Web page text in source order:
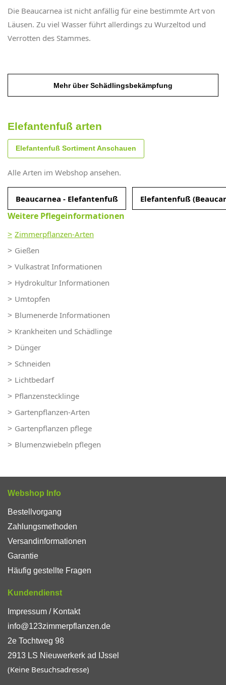
Die Beaucarnea ist nicht anfällig für eine bestimmte Art von
Läusen. Zu viel Wasser führt allerdings zu Wurzeltod und
Verrotten des Stammes.
Mehr über Schädlingsbekämpfung
Elefantenfuß arten
Elefantenfuß Sortiment Anschauen
Alle Arten im Webshop ansehen.
Beaucarnea - Elefantenfuß Elefantenfuß
Weitere Pflegeinformationen
Zimmerpflanzen-Arten
Gießen
Vulkastrat Informationen
Hydrokultur Informationen
Umtopfen
Blumenerde Informationen
Krankheiten und Schädlinge
Dünger
Schneiden
Lichtbedarf
Pflanzenstecklinge
Gartenpflanzen-Arten
Gartenpflanzen pflege
Blumenzwiebeln pflegen
Webshop Info
Bestellvorgang
Zahlungsmethoden
Versandinformationen
Garantie
Häufig gestellte Fragen
Kundendienst
Impressum / Kontakt
info@123zimmerpflanzen.de
2e Tochtweg 98
2913 LS Nieuwerkerk ad IJssel
(Keine Besuchsadresse)